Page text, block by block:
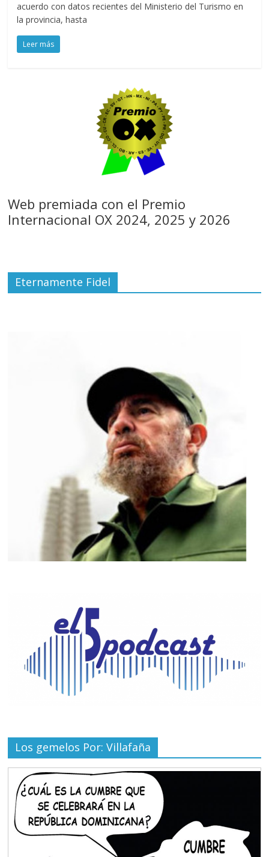
acuerdo con datos recientes del Ministerio del Turismo en
la provincia, hasta
Leer más
Web premiada con el Premio
Internacional OX 2024, 2025 y 2026
Eternamente Fidel
Los gemelos Por: Villafaña